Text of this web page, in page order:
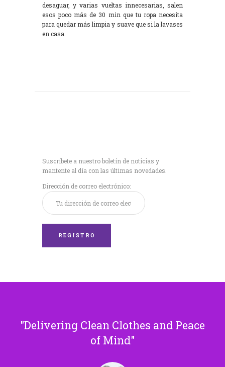
desaguar, y varias vueltas innecesarias, salen
esos poco más de 30 min que tu ropa necesita
para quedar más limpia y suave que si la lavases
en casa.
Suscríbete a nuestro boletín de noticias y
mantente al día con las últimas novedades.
Dirección de correo electrónico:
Delivering Clean Clothes and Peace
of Mind